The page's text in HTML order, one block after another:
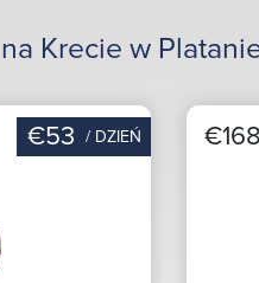
Krecie w
€53 / DZIEŃ €168